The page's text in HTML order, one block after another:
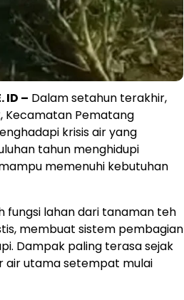
ID – Dalam setahun terakhir,
Kecamatan Pematang
krisis air yang
tahun menghidupi
memenuhi kebutuhan
fungsi lahan dari tanaman teh
membuat sistem pembagian
Dampak paling terasa sejak
air utama setempat mulai